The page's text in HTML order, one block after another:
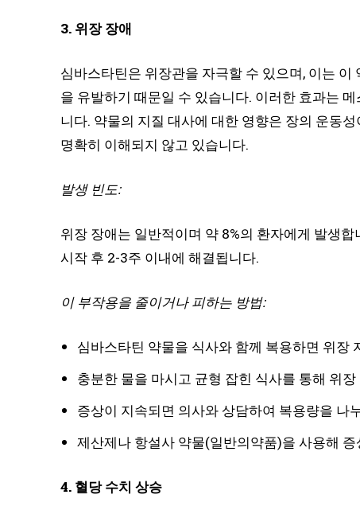
3. 위장 장애
심바스타틴은 위장관을 자극할 수 있으며, 이는
을 유발하기 때문일 수 있습니다. 이러한 효과는
니다. 약물의 지질 대사에 대한 영향은 장의 운동
명확히 이해되지 않고 있습니다.
발생 빈도:
위장 장애는 일반적이며 약 8%의 환자에게 발생
시작 후 2-3주 이내에 해결됩니다.
이 부작용을 줄이거나 피하는 방법:
심바스타틴 약물을 식사와 함께 복용하면 위장
충분한 물을 마시고 균형 잡힌 식사를 통해 위
증상이 지속되면 의사와 상담하여 복용량을 나
제산제나 항설사 약물(일반의약품)을 사용해
4. 혈당 수치 상승